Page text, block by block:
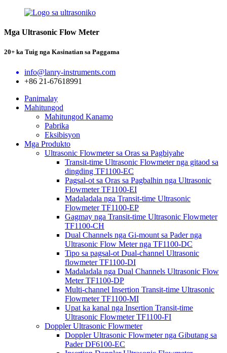
Mga Ultrasonic Flow Meter
20+ ka Tuig nga Kasinatian sa Paggama
info@lanry-instruments.com
+86 21-67618991
Panimalay
Mahitungod
Mahitungod Kanamo
Pabrika
Eksibisyon
Mga Produkto
Ultrasonic Flowmeter sa Oras sa Pagbiyahe
Transit-time Ultrasonic Flowmeter nga gitaod sa
dingding TF1100-EC
Pagsal-ot sa Oras sa Pagbalhin nga Ultrasonic
Flowmeter TF1100-EI
Madaladala nga Transit-time Ultrasonic
Flowmeter TF1100-EP
Gagmay nga Transit-time Ultrasonic Flowmeter
TF1100-CH
Dual Channels nga Gi-mount sa Pader nga
Ultrasonic Flow Meter nga TF1100-DC
Tipo sa pagsal-ot Dual-channel Ultrasonic
flowmeter TF1100-DI
Madaladala nga Dual Channels Ultrasonic Flow
Meter TF1100-DP
Multi-channel Insertion Transit-time Ultrasonic
Flowmeter TF1100-MI
Upat ka kanal nga Insertion Transit-time
Ultrasonic Flowmeter TF1100-FI
Doppler Ultrasonic Flowmeter
Doppler Ultrasonic Flowmeter nga Gibutang sa
Pader DF6100-EC